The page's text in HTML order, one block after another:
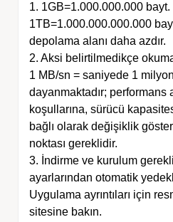
1. 1GB=1.000.000.000 bayt.
1TB=1.000.000.000.000
depolama alanı daha azdır.
2. Aksi belirtilmedikçe
1 MB/sn = saniyede 1
dayanmaktadır; performans
koşullarına, sürücü
bağlı olarak değişiklik
noktası gereklidir.
3. İndirme ve kurulum
ayarlarından otomatik
Uygulama ayrıntıları için
sitesine bakın.